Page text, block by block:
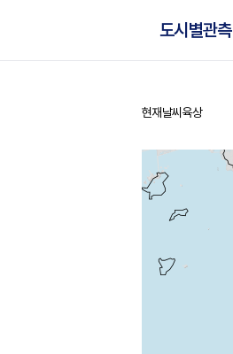
도시별관측
홈
현재날씨 육상